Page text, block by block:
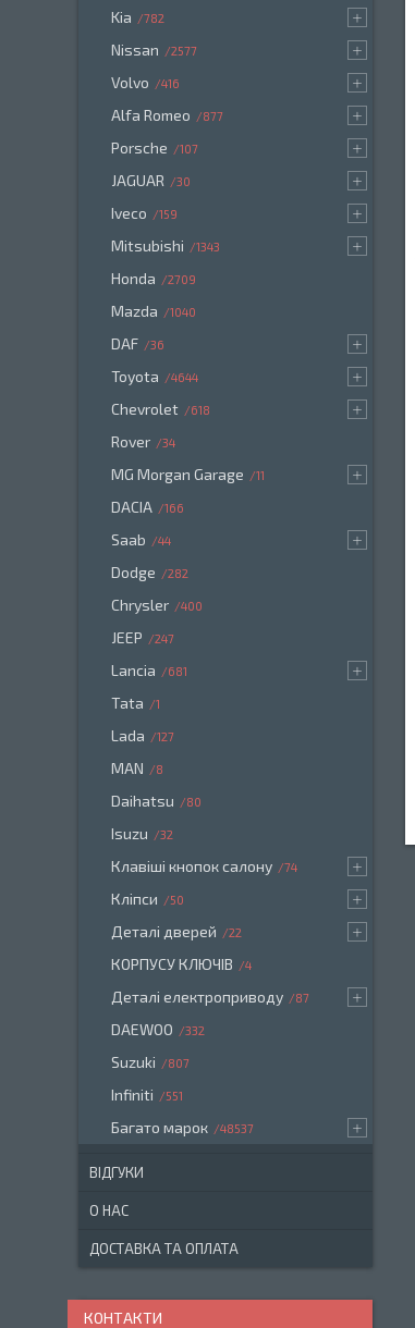
Kia 782
Nissan 2577
Volvo 416
Alfa Romeo 877
Porsche 107
JAGUAR 30
Iveco 159
Mitsubishi 1343
Honda 2709
Mazda 1040
DAF 36
Toyota 4644
Chevrolet 618
Rover 34
MG Morgan Garage 11
DACIA 166
Saab 44
Dodge 282
Chrysler 400
JEEP 247
Lancia 681
Tata 1
Lada 127
MAN 8
Daihatsu 80
Isuzu 32
Клавіші кнопок салону 74
Кліпси 50
Деталі дверей 22
КОРПУСУ КЛЮЧІВ 4
Деталі електроприводу 87
DAEWOO 332
Suzuki 807
Infiniti 551
Багато марок 48537
ВІДГУКИ
О НАС
ДОСТАВКА ТА ОПЛАТА
КОНТАКТИ